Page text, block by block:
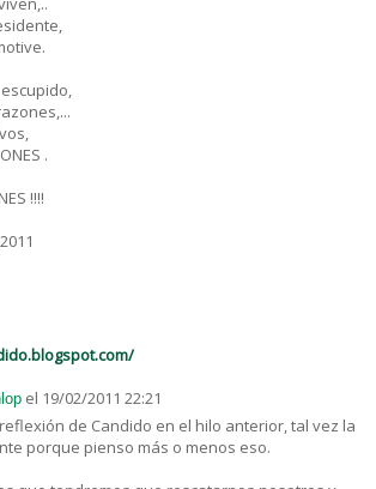
.
!!!!
el 19/02/2011 22:21
de Candido en el hilo anterior, tal vez la
porque pienso más o menos eso.